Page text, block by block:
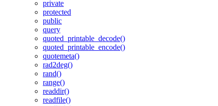
private
protected
public
query
quoted_printable_decode()
quoted_printable_encode()
quotemeta()
rad2deg()
rand()
range()
readdir()
readfile()